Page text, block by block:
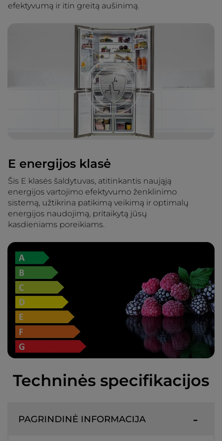
efektyvumą ir itin greitą aušinimą.
E energijos klasė
Šis E klasės šaldytuvas, atitinkantis naująją
energijos vartojimo efektyvumo ženklinimo
sistemą, užtikrina patikimą veikimą ir optimalų
energijos naudojimą, pritaikytą jūsų
kasdieniams poreikiams.
Techninės specifikacijos
PAGRINDINĖ INFORMACIJA